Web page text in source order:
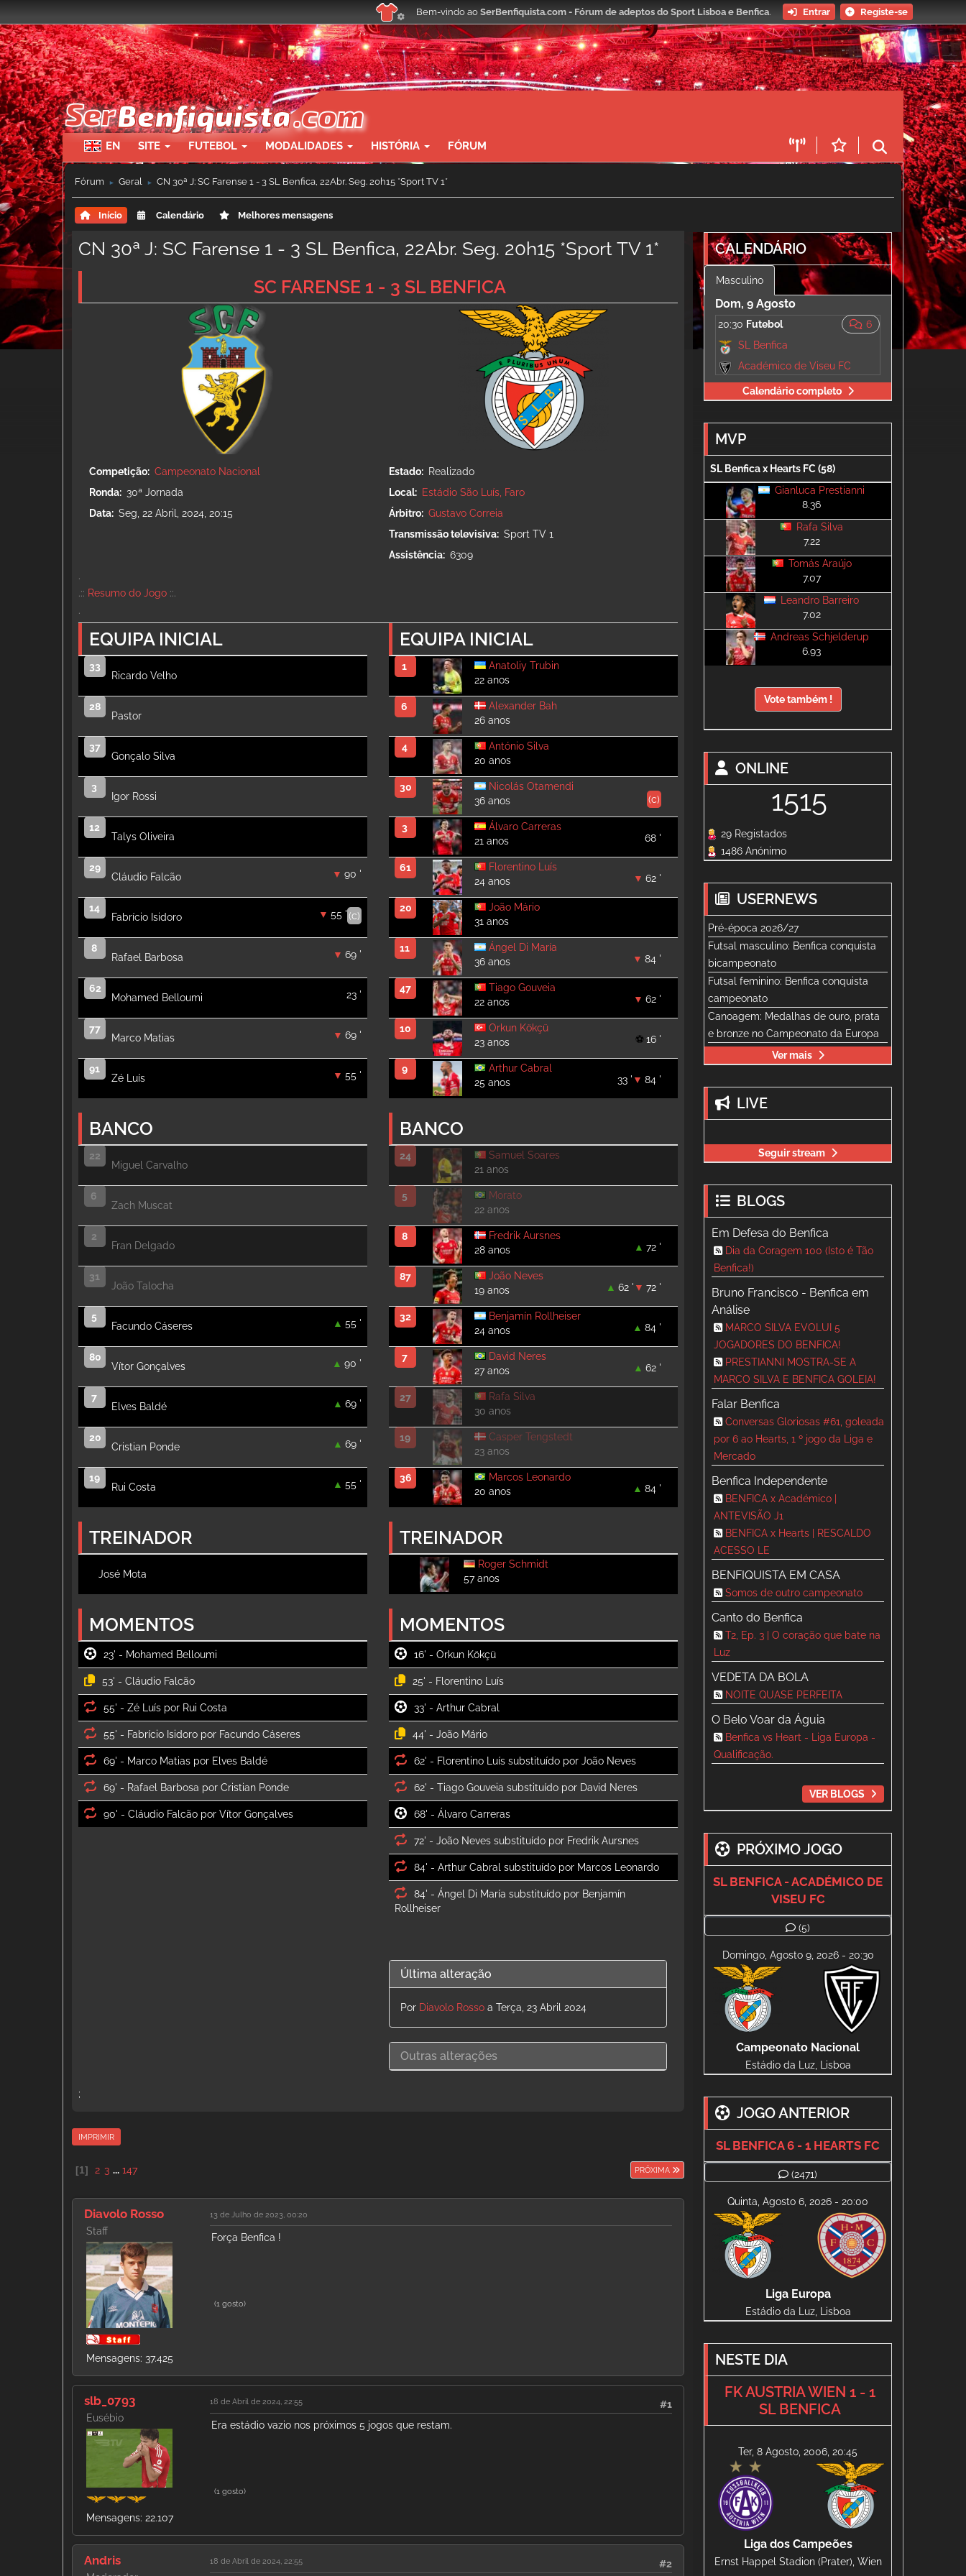
Bem-vindo ao SerBenfiquista.com - Fórum de adeptos do Sport Lisboa e Benfica. Entrar Registe-se
EN SITE FUTEBOL MODALIDADES HISTÓRIA FÓRUM
Fórum ► Geral ► CN 30ª J: SC Farense 1 - 3 SL Benfica, 22Abr. Seg. 20h15 *Sport TV 1*
Início Calendário Melhores mensagens
CN 30ª J: SC Farense 1 - 3 SL Benfica, 22Abr. Seg. 20h15 *Sport TV 1*
SC FARENSE 1 - 3 SL BENFICA
Competição
Campeonato Nacional
Ronda
30ª Jornada
Data
Seg, 22 Abril, 2024, 20:15
Estado
Realizado
Local
Estádio São Luís, Faro
Árbitro
Gustavo Correia
Transmissão televisiva
Sport TV 1
Assistência
6309
.
.:: Resumo do Jogo ::.
.
EQUIPA INICIAL
33
Ricardo Velho
28
Pastor
37
Gonçalo Silva
3
Igor Rossi
12
Talys Oliveira
29
Cláudio Falcão
90 '
14
Fabrício Isidoro
(c)
55 '
8
Rafael Barbosa
69 '
62
Mohamed Belloumi
23 '
77
Marco Matias
69 '
91
Zé Luís
55 '
BANCO
22
Miguel Carvalho
6
Zach Muscat
2
Fran Delgado
31
João Talocha
5
Facundo Cáseres
55 '
80
Vítor Gonçalves
90 '
7
Elves Baldé
69 '
20
Cristian Ponde
69 '
19
Rui Costa
55 '
TREINADOR
José Mota
MOMENTOS
23' -
53' -
55' -
55' -
69' -
69' -
90' -
EQUIPA INICIAL
1
Anatoliy Trubin
22 anos
6
Alexander Bah
26 anos
4
António Silva
20 anos
30
Nicolás Otamendi
(c)
36 anos
3
Álvaro Carreras
21 anos
68 '
61
Florentino Luís
24 anos
62 '
20
João Mário
31 anos
11
Ángel Di María
36 anos
84 '
47
Tiago Gouveia
22 anos
62 '
10
Orkun Kökçü
23 anos
16 '
9
Arthur Cabral
25 anos
84 '
33 '
BANCO
24
Samuel Soares
21 anos
5
Morato
22 anos
8
Fredrik Aursnes
28 anos
72 '
87
João Neves
19 anos
72 '
62 '
32
Benjamín Rollheiser
24 anos
84 '
7
David Neres
27 anos
62 '
27
Rafa Silva
30 anos
19
Casper Tengstedt
23 anos
36
Marcos Leonardo
20 anos
84 '
TREINADOR
Roger Schmidt
57 anos
MOMENTOS
16' - Orkun Kökçü
25' - Florentino Luís
33' - Arthur Cabral
44' - João Mário
62' -
62' -
68' - Álvaro Carreras
72' -
84' -
84' - Ángel Di María substituído por Benjamín
Última alteração
Por Diavolo Rosso a Terça, 23 Abril 2024
Outras alterações
;
IMPRIMIR
1 2 3 ... 147 PRÓXIMA
Diavolo Rosso
Staff
Mensagens: 37.425
13 de Julho de 2023, 00:20
Força Benfica !
(1 gosto)
slb_0793
Eusébio
Mensagens: 22.107
#1
18 de Abril de 2024, 22:55
Era estádio vazio nos próximos 5 jogos que restam.
(1 gosto)
Andris #2
18 de Abril de 2024, 22:55
CALENDÁRIO
Masculino
Dom, 9 Agosto
6
20:30 Futebol
SL Benfica
Académico de Viseu FC
Calendário completo
MVP
SL Benfica x Hearts FC (58)
Gianluca Prestianni
8.36
Rafa Silva
7.22
Tomás Araújo
7.07
Leandro Barreiro
7.02
Andreas Schjelderup
6.93
Vote também !
ONLINE
1515
29 Registados
1486 Anónimo
USERNEWS
Pré-época 2026/27
Futsal masculino: Benfica conquista
bicampeonato
Futsal feminino: Benfica conquista
campeonato
Canoagem: Medalhas de ouro, prata
e bronze no Campeonato da Europa
Ver mais
LIVE
Seguir stream
BLOGS
Em Defesa do Benfica
Dia da Coragem 100 (Isto é Tão
Benfica!)
Bruno Francisco - Benfica em
Análise
MARCO SILVA EVOLUI 5
JOGADORES DO BENFICA!
PRESTIANNI MOSTRA-SE A
MARCO SILVA E BENFICA GOLEIA!
Falar Benfica
Conversas Gloriosas #61, goleada
por 6 ao Hearts, 1 º jogo da Liga e
Mercado
Benfica Independente
BENFICA x Académico |
ANTEVISÃO J1
BENFICA x Hearts | RESCALDO
ACESSO LE
BENFIQUISTA EM CASA
Somos de outro campeonato
Canto do Benfica
T2, Ep. 3 | O coração que bate na
Luz
VEDETA DA BOLA
NOITE QUASE PERFEITA
O Belo Voar da Águia
Benfica vs Heart - Liga Europa -
Qualificação.
VER BLOGS
PRÓXIMO JOGO
SL BENFICA - ACADÉMICO DE
VISEU FC
(5)
Domingo, Agosto 9, 2026 - 20:30
Campeonato Nacional
Estádio da Luz, Lisboa
JOGO ANTERIOR
SL BENFICA 6 - 1 HEARTS FC
(2471)
Quinta, Agosto 6, 2026 - 20:00
Liga Europa
Estádio da Luz, Lisboa
NESTE DIA
FK AUSTRIA WIEN 1 - 1
SL BENFICA
Ter, 8 Agosto, 2006, 20:45
Liga dos Campeões
Ernst Happel Stadion (Prater), Wien